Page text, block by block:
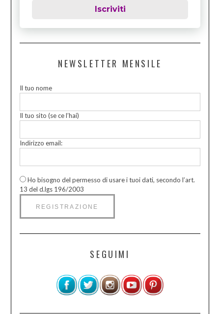
Iscriviti
NEWSLETTER MENSILE
Il tuo nome
Il tuo sito (se ce l’hai)
Indirizzo email:
Ho bisogno del permesso di usare i tuoi dati, secondo l’art.
13 del d.lgs 196/2003
SEGUIMI